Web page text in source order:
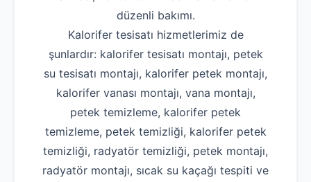
düzenli bakımı.
Kalorifer tesisatı hizmetlerimiz de
şunlardır: kalorifer tesisatı montajı, petek
su tesisatı montajı, kalorifer petek montajı,
kalorifer vanası montajı, vana montajı,
petek temizleme, kalorifer petek
temizleme, petek temizliği, kalorifer petek
temizliği, radyatör temizliği, petek montajı,
radyatör montajı, sıcak su kaçağı tespiti ve